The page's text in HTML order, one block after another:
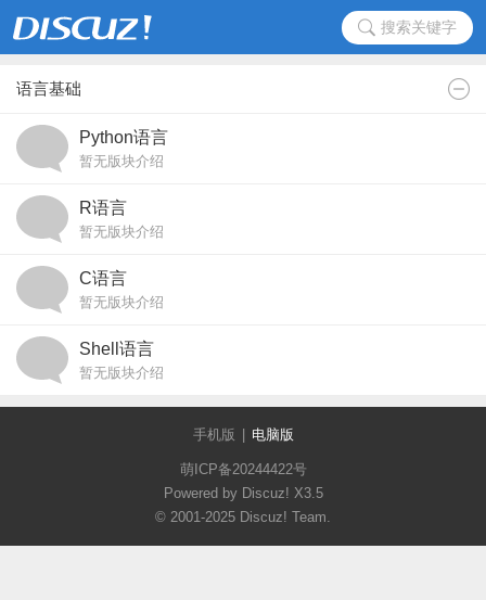
搜索关键字
语言基础
Python语言
暂无版块介绍
R语言
暂无版块介绍
C语言
暂无版块介绍
Shell语言
暂无版块介绍
手机版 电脑版
萌ICP备20244422号
Powered by Discuz! X3.5
© 2001-2025 Discuz! Team.